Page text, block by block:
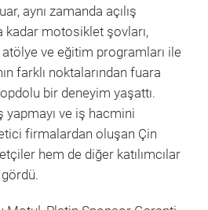
aynı zamanda açılış
kadar motosiklet şovları,
ve eğitim programları ile
farklı noktalarından fuara
bir deneyim yaşattı.
yapmayı ve iş hacmini
firmalardan oluşan Çin
hem de diğer katılımcılar